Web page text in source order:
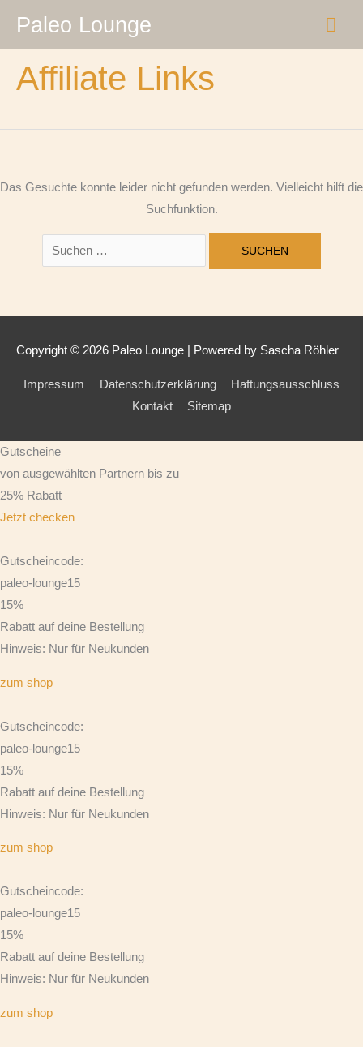
Inhalt
springen
Paleo Lounge
Affiliate Links
Das Gesuchte konnte leider nicht gefunden werden. Vielleicht hilft die
Suchfunktion.
nach:
Copyright © 2026 Paleo Lounge | Powered by Sascha Röhler
Impressum Datenschutzerklärung
Haftungsausschluss
Kontakt
Sitemap
Gutscheine
von ausgewählten Partnern bis zu
25% Rabatt
Jetzt checken
Gutscheincode:
paleo-lounge15
15%
Rabatt auf deine Bestellung
Hinweis: Nur für Neukunden
zum shop
Gutscheincode:
paleo-lounge15
15%
Rabatt auf deine Bestellung
Hinweis: Nur für Neukunden
zum shop
Gutscheincode:
paleo-lounge15
15%
Rabatt auf deine Bestellung
Hinweis: Nur für Neukunden
zum shop